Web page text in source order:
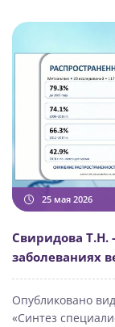
25 мая 2026
Свиридова Т.Н.
заболеваниях
Опубликовано
«Синтез